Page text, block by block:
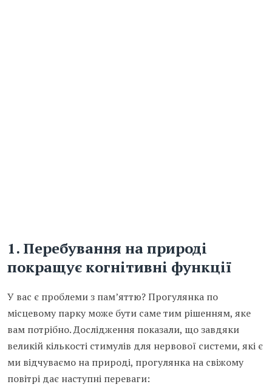
1. Перебування на природі
покращує когнітивні функції
У вас є проблеми з пам’яттю? Прогулянка по
місцевому парку може бути саме тим рішенням, яке
вам потрібно. Дослідження показали, що завдяки
великій кількості стимулів для нервової системи, які є
ми відчуваємо на природі, прогулянка на свіжому
повітрі дає наступні переваги: